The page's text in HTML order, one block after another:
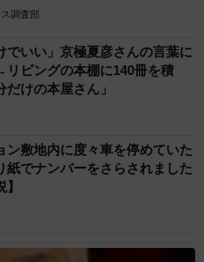
調査部
でいい」京極夏彦さんの言葉に
ビングの本棚に140冊を積
けの本屋さん」
ン敷地内に度々車を停めていた
でナンバーをさらされました